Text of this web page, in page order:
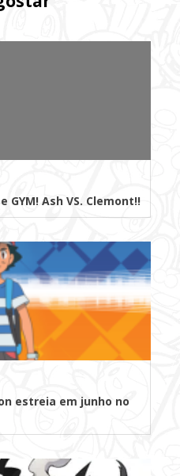
GYM! Ash VS. Clemont!!
estreia em junho no